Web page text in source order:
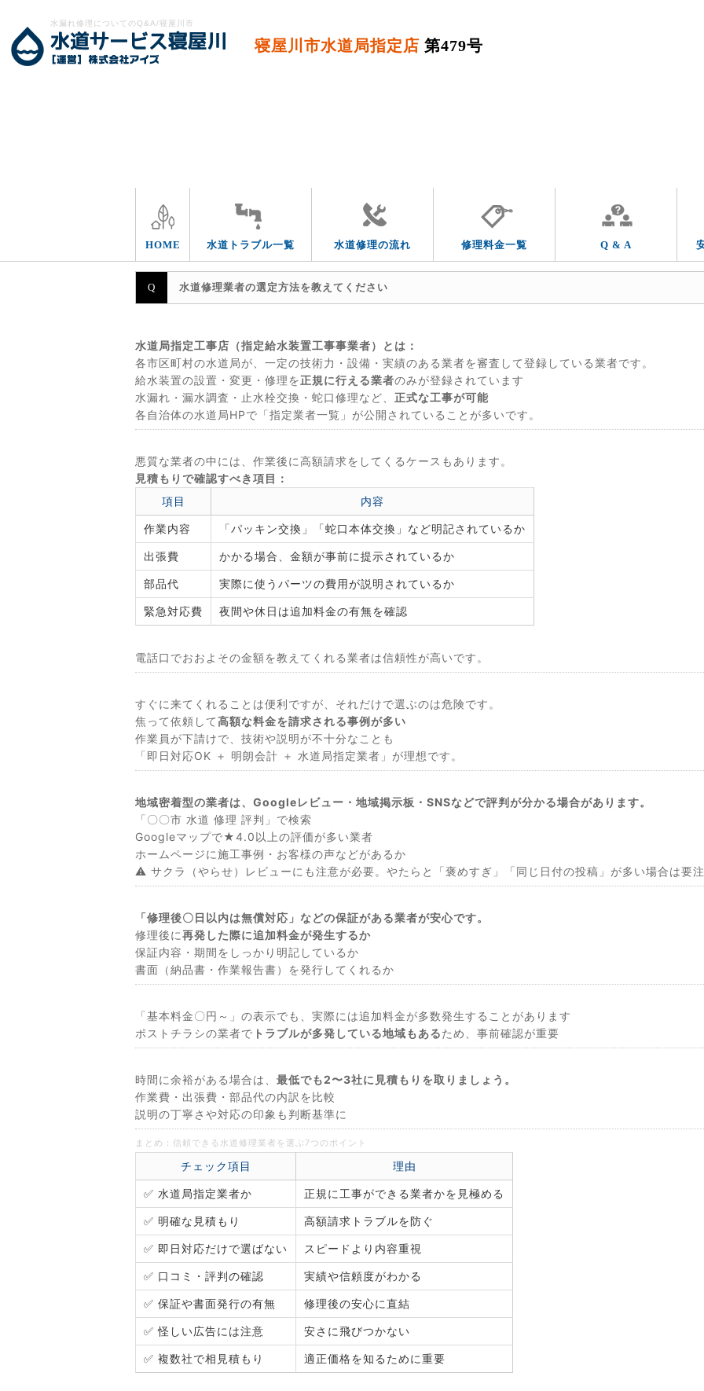
水漏れ修理についてのQ&A/寝屋川市
寝屋川市水道局指定店 第479号
HOME 水道トラブル一覧 水道修理の流れ 修理料金一覧 Q & A
QUESTION & ANSWER
水道修理業者の選定方法を教えてください
水道局指定工事店（指定給水装置工事事業者）とは：
各市区町村の水道局が、一定の技術力・設備・実績のある業者を審査して登録している業者です。
給水装置の設置・変更・修理を正規に行える業者のみが登録されています
水漏れ・漏水調査・止水栓交換・蛇口修理など、 正式な工事が可能
各自治体の水道局HPで「指定業者一覧」が公開されていることが多いです。
悪質な業者の中には、作業後に高額請求をしてくるケースもあります。
見積もりで確認すべき項目：
項目
内容
作業内容 「パッキン交換」「蛇口本体交換」など明記されているか
出張費 かかる場合、金額が事前に提示されているか
部品代 実際に使うパーツの費用が説明されているか
緊急対応費 夜間や休日は追加料金の有無を確認
電話口でおおよその金額を教えてくれる業者は信頼性が高いです。
すぐに来てくれることは便利ですが、それだけで選ぶのは危険です。
焦って依頼して高額な料金を請求される事例が多い
作業員が下請けで、技術や説明が不十分なことも
「即日対応OK ＋ 明朗会計 ＋ 水道局指定業者」が理想です。
地域密着型の業者は、Googleレビュー・地域掲示板・SNSなどで評判が分かる場合があります。
「〇〇市 水道 修理 評判」で検索
Googleマップで★4.0以上の評価が多い業者
ホームページに施工事例・お客様の声などがあるか
⚠ サクラ（やらせ）レビューにも注意が必要。やたらと「褒めすぎ」「同じ日付の投稿」が多い場合は要注
「修理後〇日以内は無償対応」などの保証がある業者が安心です。
修理後に再発した際に追加料金が発生するか
保証内容・期間をしっかり明記しているか
書面（納品書・作業報告書）を発行してくれるか
「基本料金〇円～」の表示でも、実際には追加料金が多数発生することがあります
ポストチラシの業者で トラブルが多発している地域もあるため、事前確認が重要
時間に余裕がある場合は、 最低でも2〜3社に見積もりを取りましょう。
作業費・出張費・部品代の内訳を比較
説明の丁寧さや対応の印象も判断基準に
まとめ：信頼できる水道修理業者を選ぶ7つのポイント
チェック項目 理由
✅ 水道局指定業者か 正規に工事ができる業者かを見極める
✅ 明確な見積もり 高額請求トラブルを防ぐ
✅ 即日対応だけで選ばない スピードより内容重視
✅ 口コミ・評判の確認 実績や信頼度がわかる
✅ 保証や書面発行の有無 修理後の安心に直結
✅ 怪しい広告には注意 安さに飛びつかない
✅ 複数社で相見積もり 適正価格を知るために重要